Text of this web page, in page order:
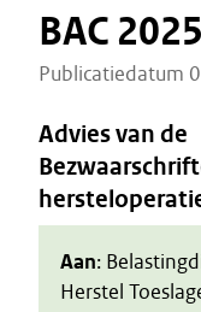
BAC
Publicatiedatum
Advies van de
Aan:
Herstel